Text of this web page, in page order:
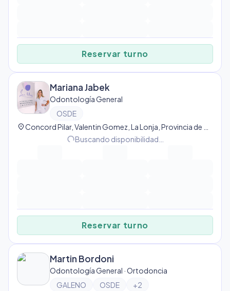
Reservar turno
Mariana Jabek
Odontología General
OSDE
location_on
progress_activityBuscando disponibilidad…
Reservar turno
Martin Bordoni
Odontología General · Ortodoncia
GALENO
OSDE +2